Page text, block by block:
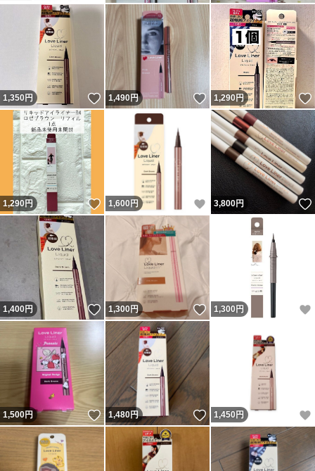
1,350円 いいね！
1,490円 いいね！
1,290円
1,290円 いいね！
1,600 円 いいね！
3,800円
1,400円 いいね！
1,300円 いいね！
1,300 円
1,500円 いいね！
1,480円 いいね！
1,450 円